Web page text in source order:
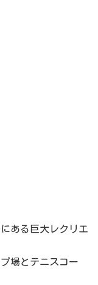
ある巨大レクリエ
場とテニスコー